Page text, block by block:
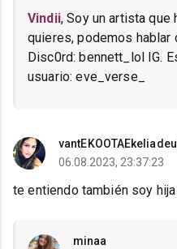
Vindii, Soy un artista que
quieres, podemos
Disc0rd: bennett_lol IG.
usuario: eve_verse_
06.08.2023, 23:37:23
te entiendo también soy
minaa